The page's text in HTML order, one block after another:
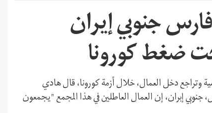
جنوبي إيران
ضغط كورونا
وتراجع دخل العمال، خلال أزمة كورونا، قال هادي
إبران، إن العمال العاطلين في هذا المجمع "يجمعون